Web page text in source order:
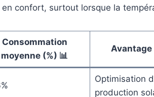
confort, surtout lorsque la
Consommation
moyenne (%) 📊
Avantage
Optimisation
production